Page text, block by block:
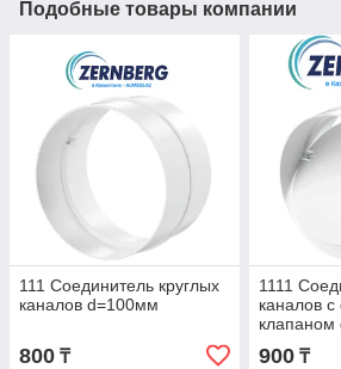
Подобные товары компании
111 Соединитель круглых
каналов d=100мм
800 ₸
1111
каналов
900₸